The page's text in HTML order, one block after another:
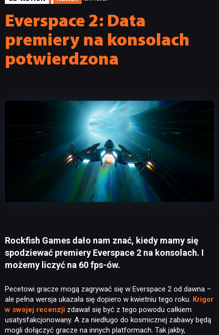
Everspace 2: Data
premiery na konsolach
potwierdzona
Rockfish Games dało nam znać, kiedy mamy się
spodziewać premiery Everspace 2 na konsolach. I
możemy liczyć na 60 fps-ów.
Pecetowi gracze mogą zagrywać się w Everspace 2 od dawna –
ale pełna wersja ukazała się dopiero w kwietniu tego roku. Krigor
w swojej recenzji zdawał się być z tego powodu całkiem
usatysfakcjonowany. A za niedługo do kosmicznej zabawy będą
mogli dołączyć gracze na innych platformach. Tak jakby,